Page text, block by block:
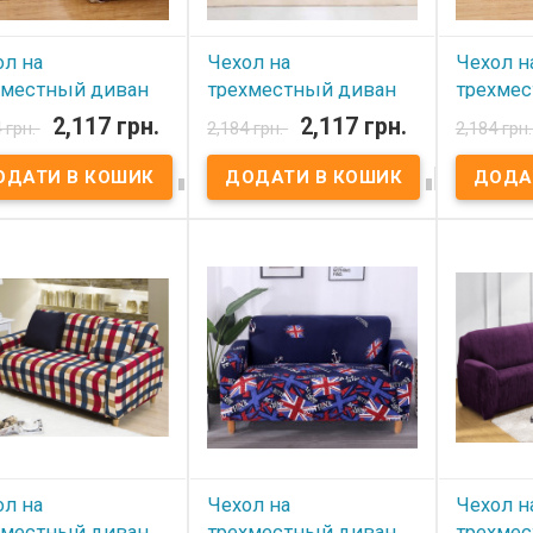
новое качество
на
диван
принт Волна
полиэстер. Размер:
см. Упаковка: ПВХ
Особенности:
резинка по
периметру.
Вы можете
декоративные
45x45 см.
Китай
грн. 2,117 грн.
 
Чехол на
трехместный диван
HomyTex принт
Абстракция голубая
В наявності
бифлекс, 100% полиэстер.
Размер: 195x230 см.
Упаковка: ПВХ пакет.
Особенности: Эластичный,
резинка по всему
периметру. Дополнительно
Вы можете купить
декоративные наволочки
45x45 см. Производитель:
HomyTex,Украина-Китай
2,184 грн. 2,117 грн.
 
Чехол
В
100%
195x230
пакет.
всему
купить
2,184
на
Чехол на
Чехол